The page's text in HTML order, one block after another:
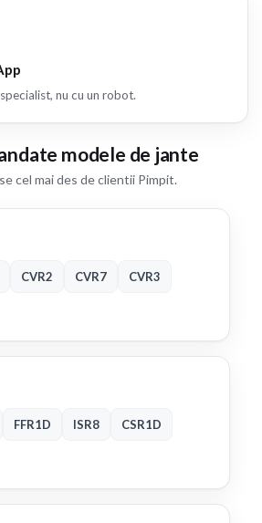
nu cu un robot.
modele de jante
cel mai des de clientii Pimpit.
CVR2 CVR7 CVR3
FFR1D ISR8 CSR1D